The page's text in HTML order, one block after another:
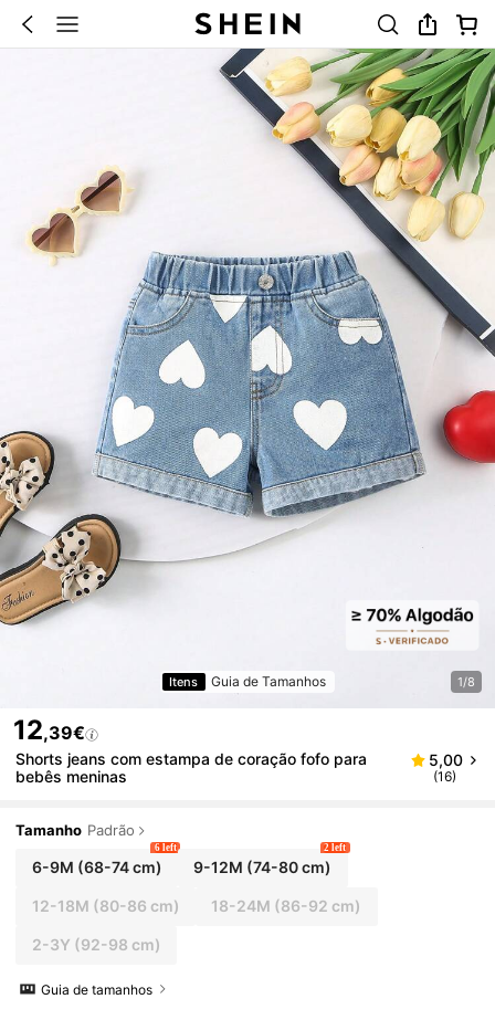
Itens Guia de Tamanhos 1/8
12,39€
Shorts jeans com estampa de coração fofo para
bebês meninas
5,00
(16)
Tamanho Padrão
6-9M (68-74 cm)
6 left
9-12M (74-80 cm)
2 left
12-18M (80-86 cm) 18-24M (86-92 cm)
2-3Y (92-98 cm)
Guia de tamanhos